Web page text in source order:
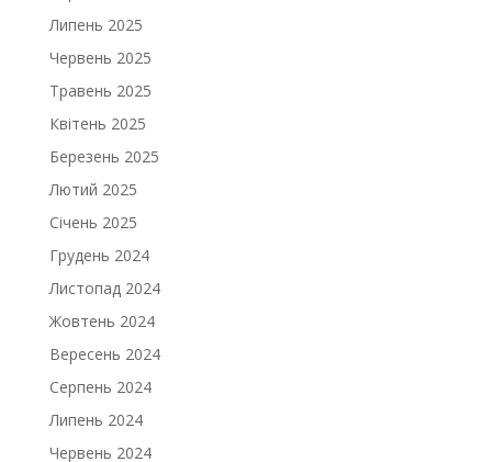
Липень 2025
Червень 2025
Травень 2025
Квітень 2025
Березень 2025
Лютий 2025
Січень 2025
Грудень 2024
Листопад 2024
Жовтень 2024
Вересень 2024
Серпень 2024
Липень 2024
Червень 2024